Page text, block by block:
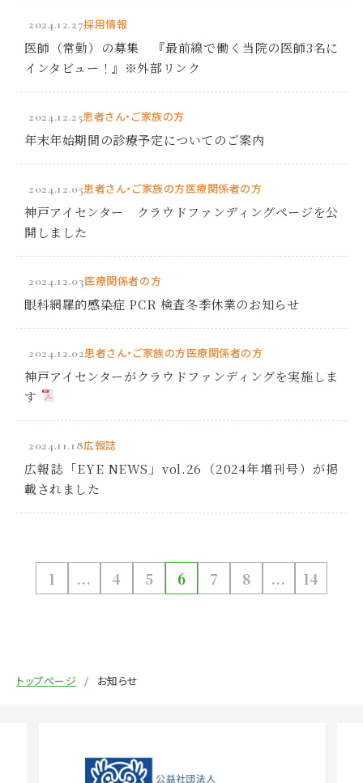
2024.12.27採用情報
医師（常勤）の募集 『最前線で働く当院の医師3名に
インタビュー！』※外部リンク
2024.12.25患者さん・ご家族の方
年末年始期間の診療予定についてのご案内
2024.12.05患者さん・ご家族の方医療関係者の方
神戸アイセンター クラウドファンディングページを公
開しました
2024.12.03医療関係者の方
眼科網羅的感染症 PCR 検査冬季休業のお知らせ
2024.12.02患者さん・ご家族の方医療関係者の方
神戸アイセンターがクラウドファンディングを実施しま
す
2024.11.18広報誌
広報誌「EYE NEWS」vol.26（2024年増刊号）が掲
載されました
1 ... 4 5 6 7 8 ... 14
トップページ お知らせ